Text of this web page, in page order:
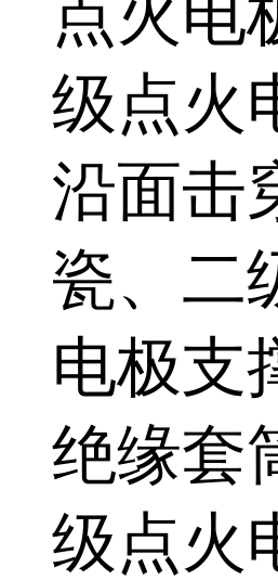
点火电
级点火
沿面击
瓷、二
电极支
绝缘套
级点火